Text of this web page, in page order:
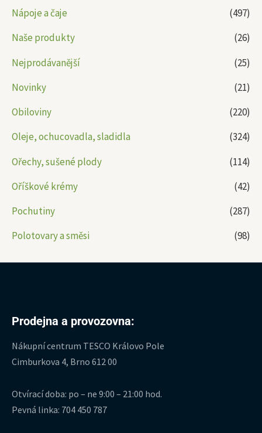
Nápoje a čaje
(497)
Naše produkty
(26)
Nejprodávanější
(25)
Novinky
(21)
Obiloviny
(220)
Oleje, ochucovadla, sladidla
(324)
Ořechy, sušené plody
(114)
Oříškové krémy
(42)
Pochutiny
(287)
Polotovary a směsi
(98)
Prodejna a provozovna:
Nákupní centrum TESCO Královo Pole
Cimburkova 4, Brno 612 00
Otvírací doba: po – ne 9:00 – 21:00 hod.
Pevná linka: 704 450 787